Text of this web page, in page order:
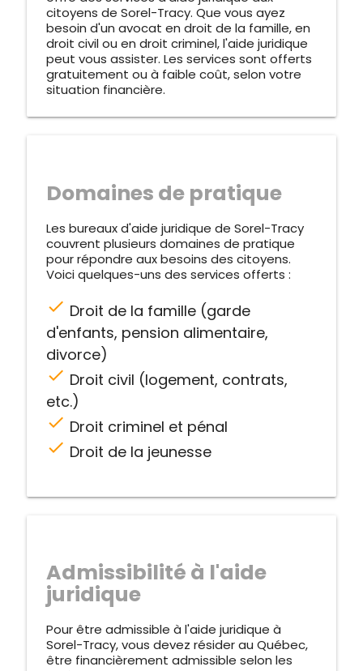
citoyens de Sorel-Tracy. Que vous ayez
besoin d'un avocat en droit de la famille, en
droit civil ou en droit criminel, l'aide juridique
peut vous assister. Les services sont offerts
gratuitement ou à faible coût, selon votre
situation financière.
Domaines de pratique
Les bureaux d'aide juridique de Sorel-Tracy
couvrent plusieurs domaines de pratique
pour répondre aux besoins des citoyens.
Voici quelques-uns des services offerts :
check Droit de la famille (garde
d'enfants, pension alimentaire,
divorce)
check Droit civil (logement, contrats,
etc.)
check Droit criminel et pénal
check Droit de la jeunesse
Admissibilité à l'aide
juridique
Pour être admissible à l'aide juridique à
Sorel-Tracy, vous devez résider au Québec,
être financièrement admissible selon les